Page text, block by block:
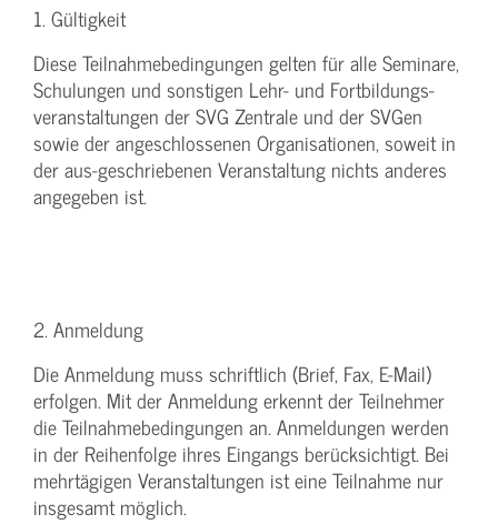
1. Gültigkeit
Diese Teilnahmebedingungen gelten für alle Seminare,
Schulungen und sonstigen Lehr- und Fortbildungs-
veranstaltungen der SVG Zentrale und der SVGen
sowie der angeschlossenen Organisationen, soweit in
der aus-geschriebenen Veranstaltung nichts anderes
angegeben ist.
2. Anmeldung
Die Anmeldung muss schriftlich (Brief, Fax, E-Mail)
erfolgen. Mit der Anmeldung erkennt der Teilnehmer
die Teilnahmebedingungen an. Anmeldungen werden
in der Reihenfolge ihres Eingangs berücksichtigt. Bei
mehrtägigen Veranstaltungen ist eine Teilnahme nur
insgesamt möglich.